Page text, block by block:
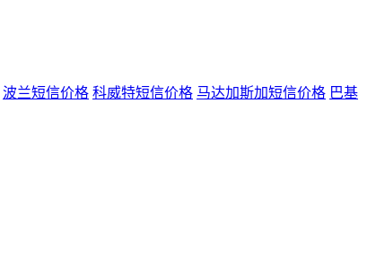
波兰短信价格 科威特短信价格 马达加斯加短信价格 巴基